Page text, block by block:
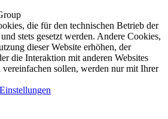
die für den technischen Betrieb der
stets gesetzt werden. Andere Cookies,
dieser Website erhöhen, der
die Interaktion mit anderen Websites
sollen, werden nur mit Ihrer
Einstellungen